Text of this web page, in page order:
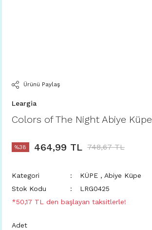
Ürünü Paylaş
Leargia
Colors of The Night Abiye Küpe
%38 464,99 TL 748,67 TL
Kategori KÜPE , Abiye Küpe
Stok Kodu
LRG0425
*50,17 TL den başlayan taksitlerle!
Adet